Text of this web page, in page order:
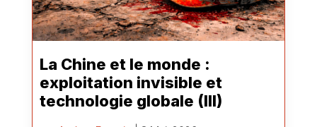
La Chine et le monde :
exploitation invisible et
technologie globale (III)